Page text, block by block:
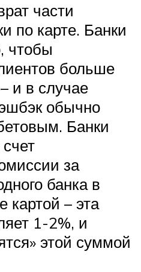
части
по карте. Банки
чтобы
больше
и в случае
обычно
Банки
за
банка в
картой – эта
1-2%, и
этой суммой